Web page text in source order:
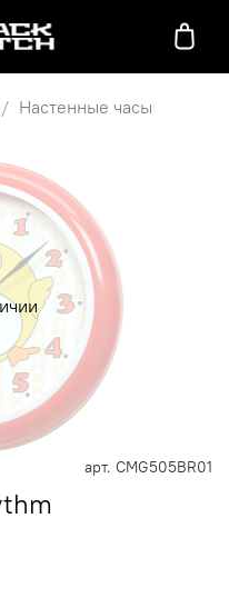
Настенные часы
арт. CMG505BR01